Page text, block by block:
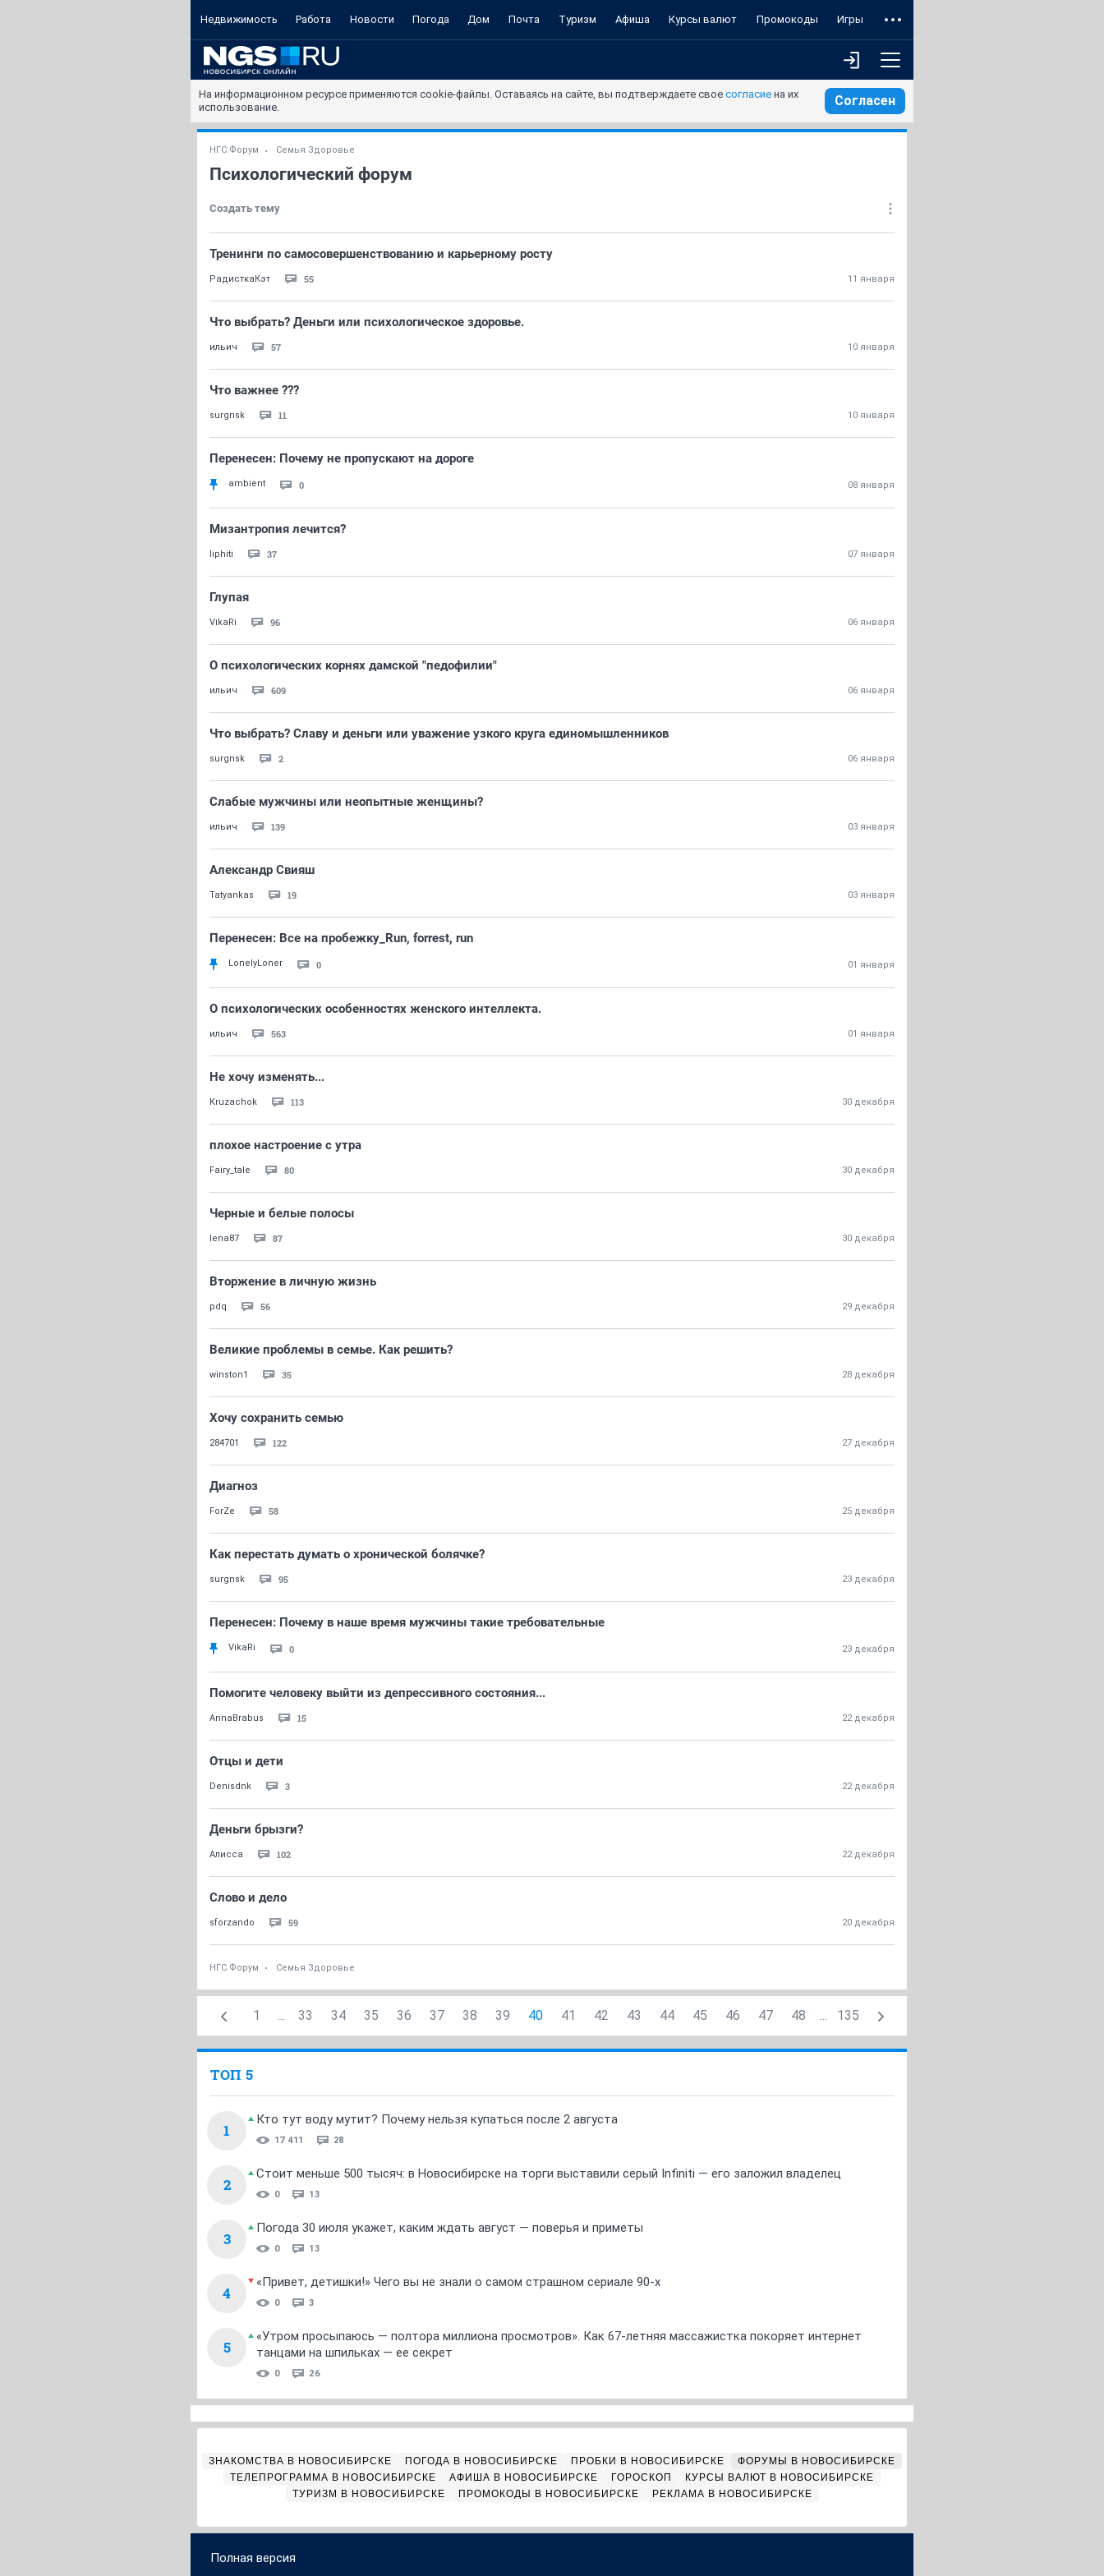
Недвижимость Работа Новости Погода Дом Почта Туризм Афиша Курсы валют Промокоды Игры
На информационном ресурсе применяются cookie-файлы. Оставаясь на сайте, вы подтверждаете свое согласие на их
использование.
Согласен
НГС.Форум Семья Здоровье
Психологический форум
Создать тему
Тренинги по самосовершенствованию и карьерному росту
РадисткаКэт 55 11 января
Что выбрать? Деньги или психологическое здоровье.
ильич 57 10 января
Что важнее ???
surgnsk 11 10 января
Перенесен: Почему не пропускают на дороге
ambient 0 08 января
Мизантропия лечится?
liphiti 37 07 января
Глупая
VikaRi 96 06 января
О психологических корнях дамской "педофилии"
ильич 609 06 января
Что выбрать? Славу и деньги или уважение узкого круга единомышленников
surgnsk 2 06 января
Слабые мужчины или неопытные женщины?
ильич 139 03 января
Александр Свияш
Tatyankas 19 03 января
Перенесен: Все на пробежку_Run, forrest, run
LonelyLoner 0 01 января
О психологических особенностях женского интеллекта.
ильич 563 01 января
Не хочу изменять...
Kruzachok 113 30 декабря
плохое настроение с утра
Fairy_tale 80 30 декабря
Черные и белые полосы
lena87 87 30 декабря
Вторжение в личную жизнь
pdq 56 29 декабря
Великие проблемы в семье. Как решить?
winston1 35 28 декабря
Хочу сохранить семью
284701 122 27 декабря
Диагноз
ForZe 58 25 декабря
Как перестать думать о хронической болячке?
surgnsk 95 23 декабря
Перенесен: Почему в наше время мужчины такие требовательные
VikaRi 0 23 декабря
Помогите человеку выйти из депрессивного состояния...
AnnaBrabus 15 22 декабря
Отцы и дети
Denisdnk 3 22 декабря
Деньги брызги?
Алисса 102 22 декабря
Слово и дело
sforzando 59 20 декабря
НГС.Форум Семья Здоровье
1 ... 33 34 35 36 37 38 39 40 41 42 43 44 45 46 47 48 ... 135
ТОП 5
1
Кто тут воду мутит? Почему нельзя купаться после 2 августа
17 411 28
2
Стоит меньше 500 тысяч: в Новосибирске на торги выставили серый Infiniti — его заложил владелец
0 13
3
Погода 30 июля укажет, каким ждать август — поверья и приметы
0 13
4
«Привет, детишки!» Чего вы не знали о самом страшном сериале 90-х
0 3
5
«Утром просыпаюсь — полтора миллиона просмотров». Как 67-летняя массажистка покоряет интернет
танцами на шпильках — ее секрет
0 26
ЗНАКОМСТВА В НОВОСИБИРСКЕ ПОГОДА В НОВОСИБИРСКЕ ПРОБКИ В НОВОСИБИРСКЕ
ФОРУМЫ В НОВОСИБИРСКЕ
ТЕЛЕПРОГРАММА В НОВОСИБИРСКЕ
АФИША В НОВОСИБИРСКЕ ГОРОСКОП
КУРСЫ ВАЛЮТ В НОВОСИБИРСКЕ
ТУРИЗМ В НОВОСИБИРСКЕ
ПРОМОКОДЫ В НОВОСИБИРСКЕ РЕКЛАМА В НОВОСИБИРСКЕ
Полная версия